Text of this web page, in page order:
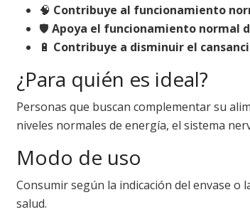
🧠 Contribuye al funcionamiento
🛡️ Apoya el funcionamiento normal
🔋 Contribuye a disminuir el
¿Para quién es ideal?
Personas que buscan complementar su
niveles normales de energía, el sistema
Modo de uso
Consumir según la indicación del envase o
salud.